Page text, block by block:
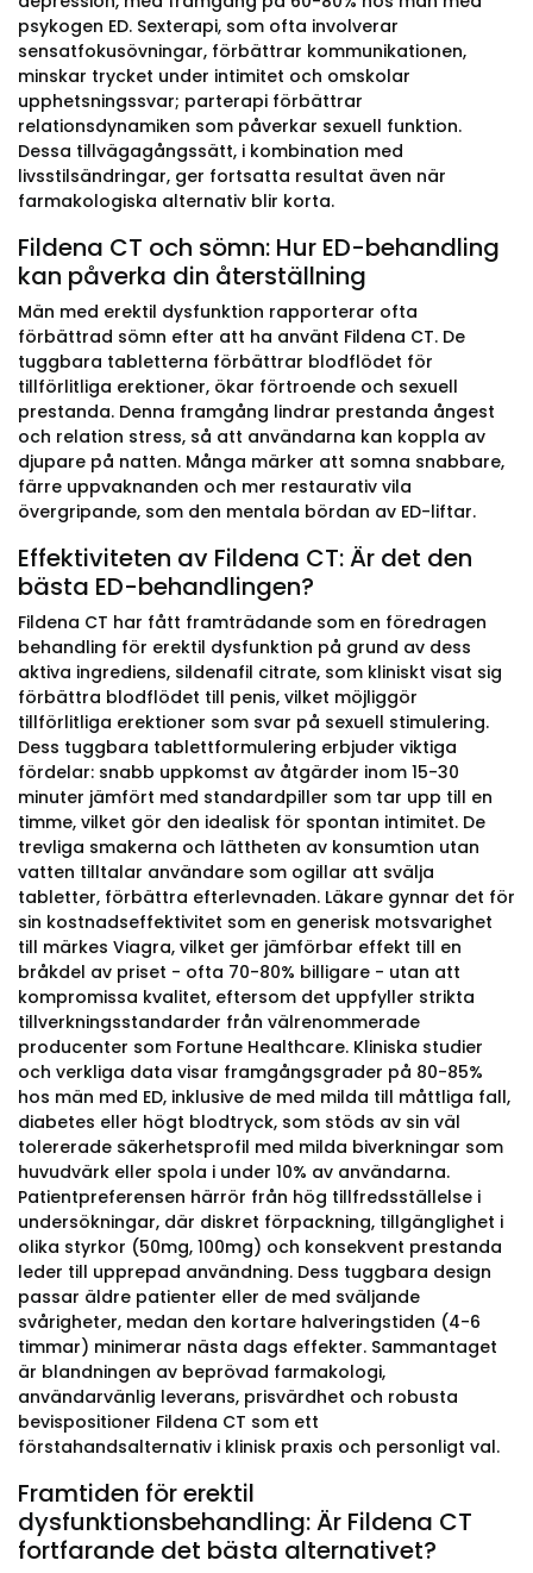
psykogen ED. Sexterapi, som ofta involverar
sensatfokusövningar, förbättrar kommunikationen,
minskar trycket under intimitet och omskolar
upphetsningssvar; parterapi förbättrar
relationsdynamiken som påverkar sexuell funktion.
Dessa tillvägagångssätt, i kombination med
livsstilsändringar, ger fortsatta resultat även när
farmakologiska alternativ blir korta.
Fildena CT och sömn: Hur ED-behandling
kan påverka din återställning
Män med erektil dysfunktion rapporterar ofta
förbättrad sömn efter att ha använt Fildena CT. De
tuggbara tabletterna förbättrar blodflödet för
tillförlitliga erektioner, ökar förtroende och sexuell
prestanda. Denna framgång lindrar prestanda ångest
och relation stress, så att användarna kan koppla av
djupare på natten. Många märker att somna snabbare,
färre uppvaknanden och mer restaurativ vila
övergripande, som den mentala bördan av ED-liftar.
Effektiviteten av Fildena CT: Är det den
bästa ED-behandlingen?
Fildena CT har fått framträdande som en föredragen
behandling för erektil dysfunktion på grund av dess
aktiva ingrediens, sildenafil citrate, som kliniskt visat sig
förbättra blodflödet till penis, vilket möjliggör
tillförlitliga erektioner som svar på sexuell stimulering.
Dess tuggbara tablettformulering erbjuder viktiga
fördelar: snabb uppkomst av åtgärder inom 15-30
minuter jämfört med standardpiller som tar upp till en
timme, vilket gör den idealisk för spontan intimitet. De
trevliga smakerna och lättheten av konsumtion utan
vatten tilltalar användare som ogillar att svälja
tabletter, förbättra efterlevnaden. Läkare gynnar det för
sin kostnadseffektivitet som en generisk motsvarighet
till märkes Viagra, vilket ger jämförbar effekt till en
bråkdel av priset - ofta 70-80% billigare - utan att
kompromissa kvalitet, eftersom det uppfyller strikta
tillverkningsstandarder från välrenommerade
producenter som Fortune Healthcare. Kliniska studier
och verkliga data visar framgångsgrader på 80-85%
hos män med ED, inklusive de med milda till måttliga fall,
diabetes eller högt blodtryck, som stöds av sin väl
tolererade säkerhetsprofil med milda biverkningar som
huvudvärk eller spola i under 10% av användarna.
Patientpreferensen härrör från hög tillfredsställelse i
undersökningar, där diskret förpackning, tillgänglighet i
olika styrkor (50mg, 100mg) och konsekvent prestanda
leder till upprepad användning. Dess tuggbara design
passar äldre patienter eller de med sväljande
svårigheter, medan den kortare halveringstiden (4-6
timmar) minimerar nästa dags effekter. Sammantaget
är blandningen av beprövad farmakologi,
användarvänlig leverans, prisvärdhet och robusta
bevispositioner Fildena CT som ett
förstahandsalternativ i klinisk praxis och personligt val.
Framtiden för erektil
dysfunktionsbehandling: Är Fildena CT
fortfarande det bästa alternativet?